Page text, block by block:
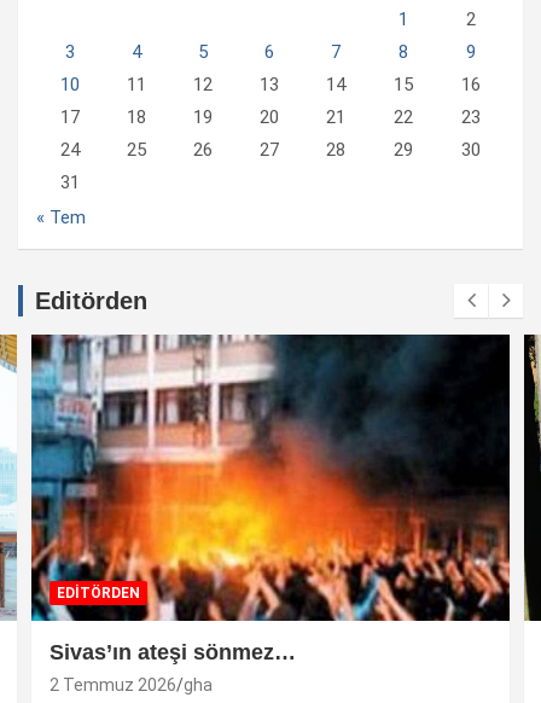
1
2
3
4 5 6 7 8
9
10
11 12 13 14 15
16
17
18 19 20 21 22
23
24
25 26 27 28 29
30
31
« Tem
Editörden
EDİTÖRDEN
Sivas’ın ateşi sönmez…
2 Temmuz 2026 gha